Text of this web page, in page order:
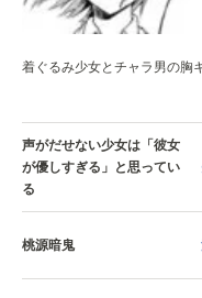
着ぐるみ少女とチャラ男の胸
声がだせない少女は「彼女
が優しすぎる」と思ってい
る
桃源暗鬼